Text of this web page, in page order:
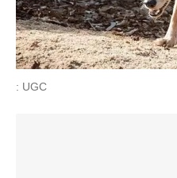
: UGC